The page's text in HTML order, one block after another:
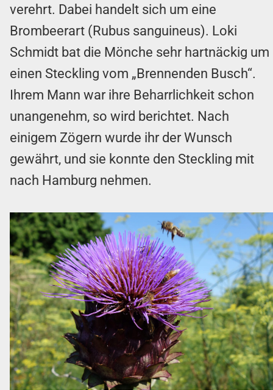
verehrt. Dabei handelt sich um eine
Brombeerart (Rubus sanguineus). Loki
Schmidt bat die Mönche sehr hartnäckig um
einen Steckling vom „Brennenden Busch“.
Ihrem Mann war ihre Beharrlichkeit schon
unangenehm, so wird berichtet. Nach
einigem Zögern wurde ihr der Wunsch
gewährt, und sie konnte den Steckling mit
nach Hamburg nehmen.